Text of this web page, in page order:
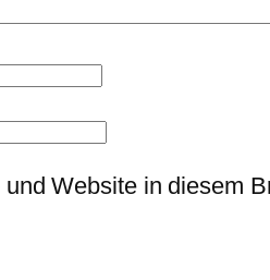
Website in diesem